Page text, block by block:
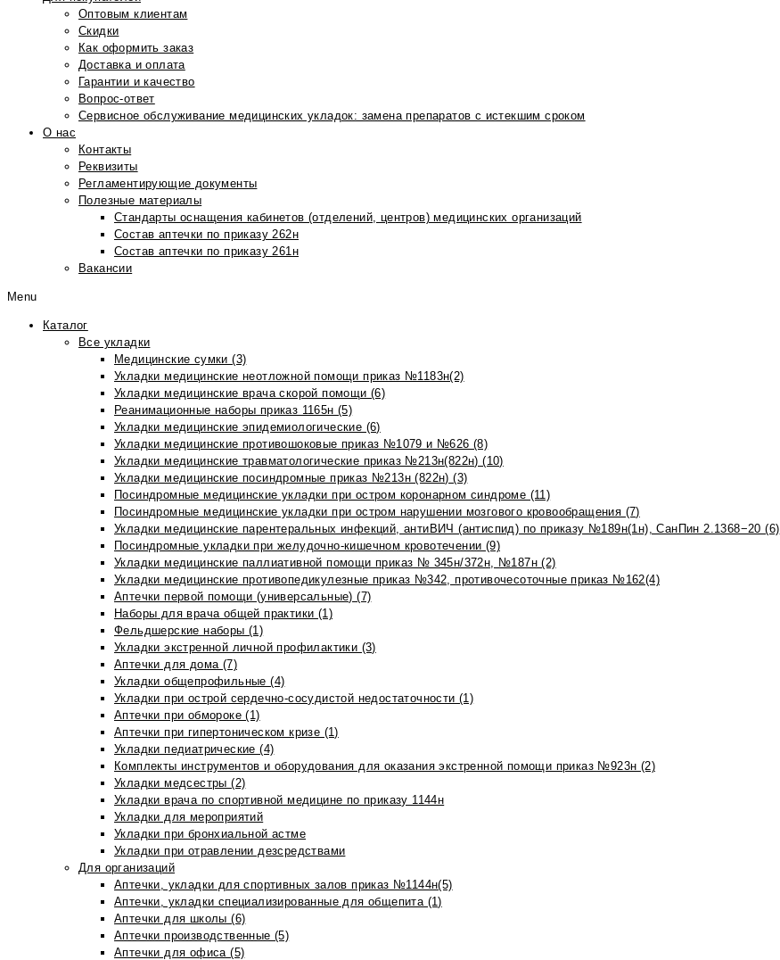
Оптовым клиентам
Скидки
Как оформить заказ
Доставка и оплата
Гарантии и качество
Вопрос-ответ
Сервисное обслуживание медицинских укладок: замена препаратов с истекшим сроком
О нас
Контакты
Реквизиты
Регламентирующие документы
Полезные материалы
Стандарты оснащения кабинетов (отделений, центров) медицинских организаций
Состав аптечки по приказу 262н
Состав аптечки по приказу 261н
Вакансии
Menu
Каталог
Все укладки
Медицинские сумки (3)
Укладки медицинские неотложной помощи приказ №1183н(2)
Укладки медицинские врача скорой помощи (6)
Реанимационные наборы приказ 1165н (5)
Укладки медицинские эпидемиологические (6)
Укладки медицинские противошоковые приказ №1079 и №626 (8)
Укладки медицинские травматологические приказ №213н(822н) (10)
Укладки медицинские посиндромные приказ №213н (822н) (3)
Посиндромные медицинские укладки при остром коронарном синдроме (11)
Посиндромные медицинские укладки при остром нарушении мозгового кровообращения (7)
Укладки медицинские парентеральных инфекций, антиВИЧ (антиспид) по приказу №189н(1н), СанПин 2.1368−20 (6)
Посиндромные укладки при желудочно-кишечном кровотечении (9)
Укладки медицинские паллиативной помощи приказ № 345н/372н, №187н (2)
Укладки медицинские противопедикулезные приказ №342, противочесоточные приказ №162(4)
Аптечки первой помощи (универсальные) (7)
Наборы для врача общей практики (1)
Фельдшерские наборы (1)
Укладки экстренной личной профилактики (3)
Аптечки для дома (7)
Укладки общепрофильные (4)
Укладки при острой сердечно-сосудистой недостаточности (1)
Аптечки при обмороке (1)
Аптечки при гипертоническом кризе (1)
Укладки педиатрические (4)
Комплекты инструментов и оборудования для оказания экстренной помощи приказ №923н (2)
Укладки медсестры (2)
Укладки врача по спортивной медицине по приказу 1144н
Укладки для мероприятий
Укладки при бронхиальной астме
Укладки при отравлении дезсредствами
Для организаций
Аптечки, укладки для спортивных залов приказ №1144н(5)
Аптечки, укладки специализированные для общепита (1)
Аптечки для школы (6)
Аптечки производственные (5)
Аптечки для офиса (5)